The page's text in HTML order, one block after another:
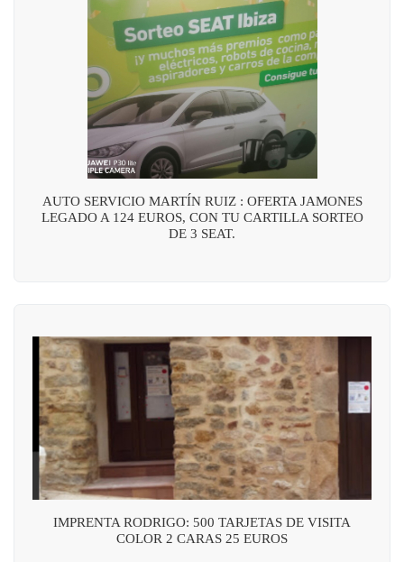
AUTO SERVICIO MARTÍN RUIZ : OFERTA JAMONES
LEGADO A 124 EUROS, CON TU CARTILLA SORTEO
DE 3 SEAT.
IMPRENTA RODRIGO: 500 TARJETAS DE VISITA
COLOR 2 CARAS 25 EUROS